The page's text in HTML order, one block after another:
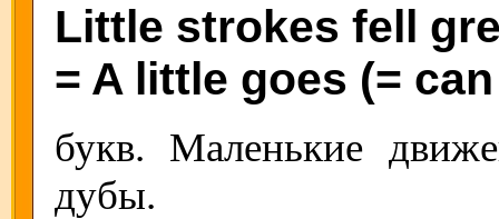
Little strokes fell
= A little goes (=
букв. Маленькие
дубы.